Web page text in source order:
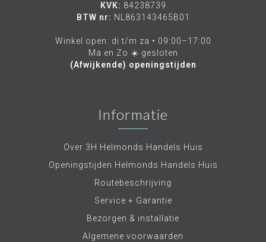
KVK: 84238739
BTW nr: NL863143465B01
Winkel open: di t/m za • 09:00–17:00
Ma en Zo ☀️ gesloten
(Afwijkende) openingstijden
Informatie
Over 3H Helmonds Handels Huis
Openingstijden Helmonds Handels Huis
Routebeschrijving
Service + Garantie
Bezorgen & installatie
Algemene voorwaarden